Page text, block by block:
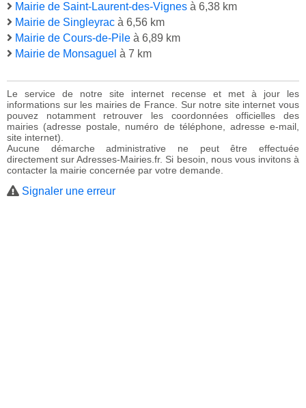
Mairie de Saint-Laurent-des-Vignes à 6,38 km
Mairie de Singleyrac à 6,56 km
Mairie de Cours-de-Pile à 6,89 km
Mairie de Monsaguel à 7 km
Le service de notre site internet recense et met à jour les
informations sur les mairies de France. Sur notre site internet vous
pouvez notamment retrouver les coordonnées officielles des
mairies (adresse postale, numéro de téléphone, adresse e-mail,
site internet).
Aucune démarche administrative ne peut être effectuée
directement sur Adresses-Mairies.fr. Si besoin, nous vous invitons à
contacter la mairie concernée par votre demande.
Signaler une erreur